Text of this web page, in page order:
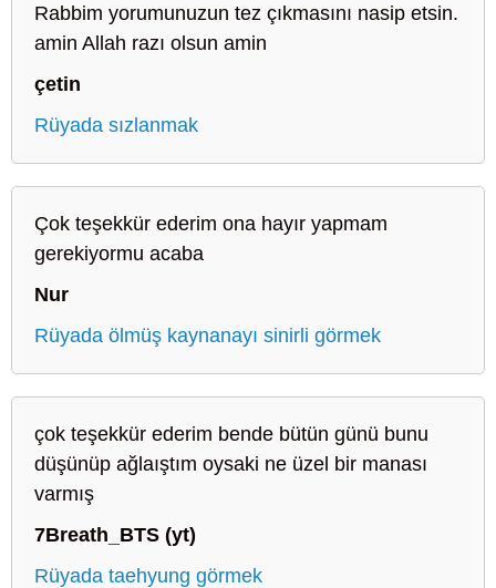
Rabbim yorumunuzun tez çıkmasını nasip etsin.
amin Allah razı olsun amin
çetin
Rüyada sızlanmak
Çok teşekkür ederim ona hayır yapmam
gerekiyormu acaba
Nur
Rüyada ölmüş kaynanayı sinirli görmek
çok teşekkür ederim bende bütün günü bunu
düşünüp ağlaıştım oysaki ne üzel bir manası
varmış
7Breath_BTS (yt)
Rüyada taehyung görmek